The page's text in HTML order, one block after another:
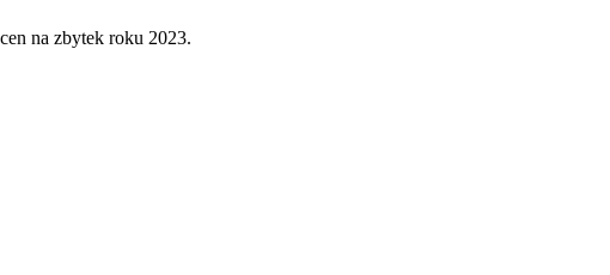
na zbytek roku 2023.